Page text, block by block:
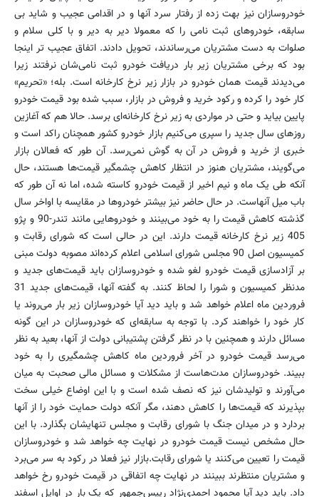
خودروسازان نیز بهت زده از رفتار سرد آنها و در اقدامی عجیب و شاید بی
سابقه، خودروهای ثبت نامی را که معمولا دیر به دیر و با کلی سلام و
صلوات به دست مشتریان می‌رساندند، تحویل دادند. اتفاق عجیب تر اینجا
بود که برخی مشتریان زیر بار دریافت خودرو ثبت نامی‌شان نرفتند زیرا
می‌دیدند قیمت همان خودرو در بازار زیر نرخ کارخانه است. بله؛ «تحریم»
کار خود را کرده و رکود خرید و فروش در بازار، سبب شده بود قیمت خودرو
پایین بیاید و حتی در مواردی به زیر نرخ کارخانه‌ای برسد. حالا هم که آغازین
روزهای سال جدید را سپری می‌کنیم بازار خودرو کشور همچنان راکد است و
خبری از خرید و فروش در آن به گوش نمی‌رسد. آن طور که فعالان بازار
می‌گویند، مشتریان هنوز در انتظار کاهش چشمگیر قیمت‌ها هستند، حال
آنکه طی یک ماه و نیم اخیر از قیمت خودرو کاسته شده، اما نه آن طور که
باب میل آنهاست. در حال حاضر نیز بیشتر خودروها در مقایسه با اواخر سال
گذشته کاهش قیمت را به خود می‌بینند و خودروهایی مانند تندر-90 و پژو
405 زیر نرخ کارخانه قیمت دارند. این در حالی است که شورای رقابت و
کمیسیون اصل 90 مجلس شورای اسلامی اعلام کرده‌اند مصوبه دولت مبنی
بر آزادسازی قیمت خودرو لغو شده و خودروسازان باید قیمت‌های جدید و
مدنظر کمیسیون و شورا را لحاظ کنند. به گفته آنها، قیمت‌های جدید 31
فروردین ماه اعلام خواهد شد و باید دید آیا خودروسازان زیر بار می‌روند یا
کار خود را خواهند کرد. با توجه به سابقه‌ای که خودروسازان در این گونه
مسائل دارند و همچنین با در نظر گرفتن پشتیبانی دولت از آنها، بعید به نظر
می‌رسد قیمت خودرو در آخر فروردین ماه کاهش چشمگیری را به خود
ببیند. خودروسازان مدت‌هاست از مشکلات و مسائل مالی صحبت به میان
می‌آورند و تولیدشان نیز که نصف شده است و با این اوضاع خیلی سخت
بپذیرند که قیمت‌ها را کاهش دهند، مگر آنکه دولت حمایت خود را از آنها
بردارد و در میدان جنگ با شورای رقابت و مجلس تنهایشان بگذارد. با این
حال مشخص نیست قیمت خودرو در نهایت چه خواهد شد و خودروسازان
قیمت را تعیین می‌کنند یا شورای رقابت.بازار نیز فعلا در رکود به سر می‌برد
و مشتریان منتظرند ببینند در نهایت چه اتفاقی در قیمت خودرو رخ خواهد
داد. باید دید آیا محمود احمدی‌نژاد رییس‌جمهور که یک بار در اوایل اسفند